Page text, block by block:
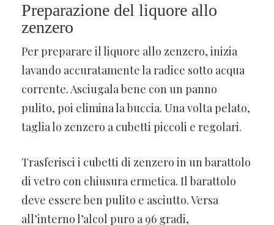
Preparazione del liquore allo
zenzero
Per preparare il liquore allo zenzero, inizia
lavando accuratamente la radice sotto acqua
corrente. Asciugala bene con un panno
pulito, poi elimina la buccia. Una volta pelato,
taglia lo zenzero a cubetti piccoli e regolari.
Trasferisci i cubetti di zenzero in un barattolo
di vetro con chiusura ermetica. Il barattolo
deve essere ben pulito e asciutto. Versa
all’interno l’alcol puro a 96 gradi,